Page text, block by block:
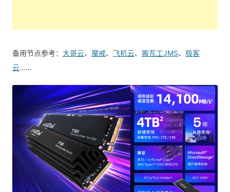
备用节点参考： 大哥云、 魔戒、 飞机云、 搬瓦工JMS、 极客
云……